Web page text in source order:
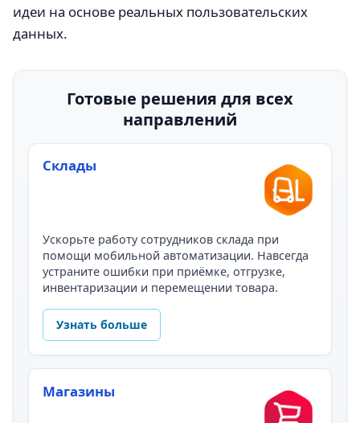
идеи на основе реальных пользовательских
данных.
Готовые решения для всех
направлений
Склады
Ускорьте работу сотрудников склада при
помощи мобильной автоматизации. Навсегда
устраните ошибки при приёмке, отгрузке,
инвентаризации и перемещении товара.
Узнать больше
Магазины